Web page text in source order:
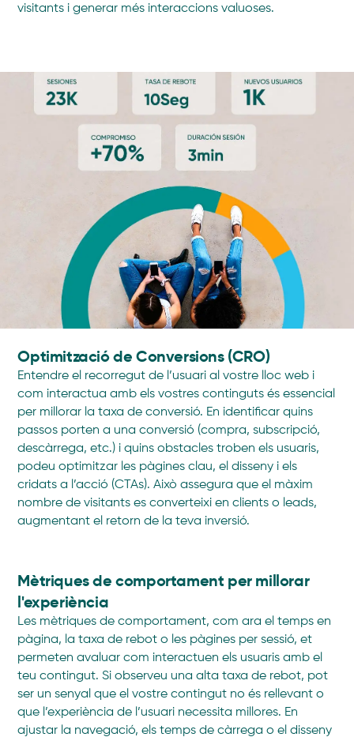
visitants i generar més interaccions valuoses.
Optimització de Conversions (CRO)
Entendre el recorregut de l’usuari al vostre lloc web i
com interactua amb els vostres continguts és essencial
per millorar la taxa de conversió. En identificar quins
passos porten a una conversió (compra, subscripció,
descàrrega, etc.) i quins obstacles troben els usuaris,
podeu optimitzar les pàgines clau, el disseny i els
cridats a l’acció (CTAs). Això assegura que el màxim
nombre de visitants es converteixi en clients o leads,
augmentant el retorn de la teva inversió.
Mètriques de comportament per millorar
l'experiència
Les mètriques de comportament, com ara el temps en
pàgina, la taxa de rebot o les pàgines per sessió, et
permeten avaluar com interactuen els usuaris amb el
teu contingut. Si observeu una alta taxa de rebot, pot
ser un senyal que el vostre contingut no és rellevant o
que l’experiència de l’usuari necessita millores. En
ajustar la navegació, els temps de càrrega o el disseny